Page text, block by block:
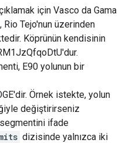
için Vasco da Gama
Rio Tejo'nun üzerinden
Köprünün kendisinin
E90 yolunun bir
Örnek istekte, yolun
değiştirirseniz
ifade
dizisinde yalnızca iki